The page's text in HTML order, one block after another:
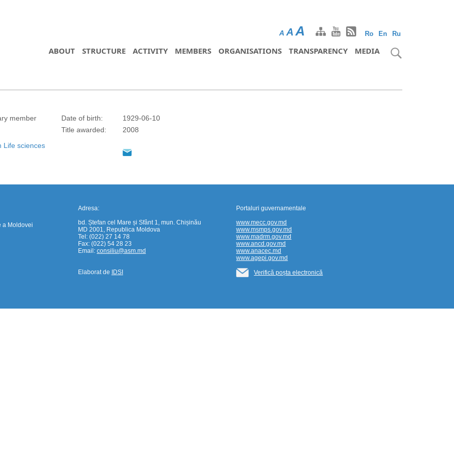
Ro En Ru
A A A
ABOUT STRUCTURE ACTIVITY MEMBERS ORGANISATIONS TRANSPARENCY MEDIA
member
Date of birth:
Title awarded:
1929-06-10
2008
Life sciences
a Moldovei
Adresa:
bd. Ștefan cel Mare și Sfânt 1, mun. Chișinău
MD 2001, Republica Moldova
Tel: (022) 27 14 78
Fax: (022) 54 28 23
Email: consiliu@asm.md
Elaborat de IDSI
https://propletenie.ru/
Portaluri guvernamentale
www.mecc.gov.md
www.msmps.gov.md
www.madrm.gov.md
www.ancd.gov.md
www.anacec.md
www.agepi.gov.md
Verifică poșta electronică